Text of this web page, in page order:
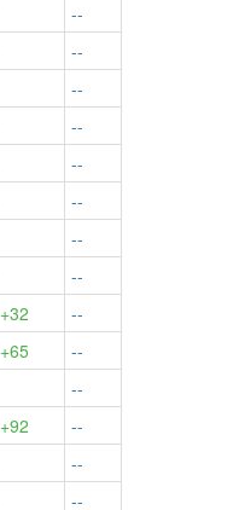
--
--
--
--
--
--
--
--
+32
--
+65
--
--
+92
--
--
--